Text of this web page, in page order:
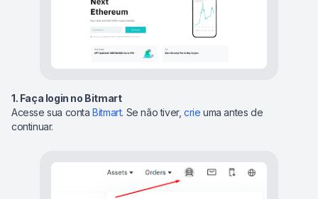
1. Faça login no Bitmart
Acesse sua contaBitmart. Se não tiver,crie uma antes de
continuar.